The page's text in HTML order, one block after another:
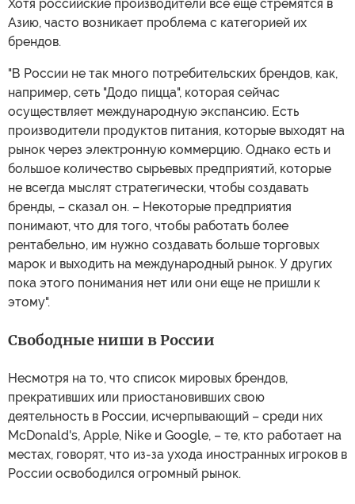
Хотя российские производители все еще стремятся в
Азию, часто возникает проблема с категорией их
брендов.
"В России не так много потребительских брендов, как,
например, сеть "Додо пицца", которая сейчас
осуществляет международную экспансию. Есть
производители продуктов питания, которые выходят на
рынок через электронную коммерцию. Однако есть и
большое количество сырьевых предприятий, которые
не всегда мыслят стратегически, чтобы создавать
бренды, – сказал он. – Некоторые предприятия
понимают, что для того, чтобы работать более
рентабельно, им нужно создавать больше торговых
марок и выходить на международный рынок. У других
пока этого понимания нет или они еще не пришли к
этому".
Свободные ниши в России
Несмотря на то, что список мировых брендов,
прекративших или приостановивших свою
деятельность в России, исчерпывающий – среди них
McDonald's, Apple, Nike и Google, – те, кто работает на
местах, говорят, что из-за ухода иностранных игроков в
России освободился огромный рынок.